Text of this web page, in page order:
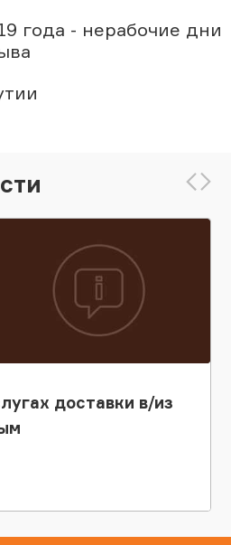
года - нерабочие дни
доставки в/из